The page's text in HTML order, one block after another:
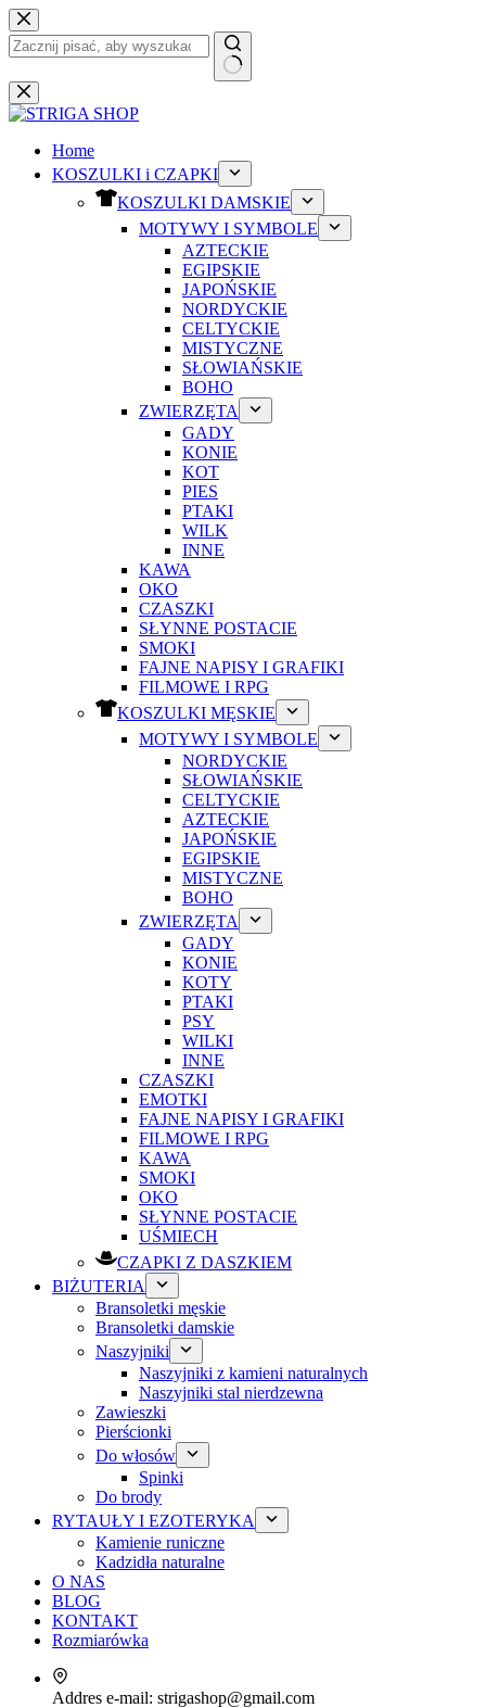
Przejdź
do
treści
Brak
wyników
Home
KOSZULKI i CZAPKI
KOSZULKI DAMSKIE
MOTYWY I SYMBOLE
AZTECKIE
EGIPSKIE
JAPOŃSKIE
NORDYCKIE
CELTYCKIE
MISTYCZNE
SŁOWIAŃSKIE
BOHO
ZWIERZĘTA
GADY
KONIE
KOT
PIES
PTAKI
WILK
INNE
KAWA
OKO
CZASZKI
SŁYNNE POSTACIE
SMOKI
FAJNE NAPISY I GRAFIKI
FILMOWE I RPG
KOSZULKI MĘSKIE
MOTYWY I SYMBOLE
NORDYCKIE
SŁOWIAŃSKIE
CELTYCKIE
AZTECKIE
JAPOŃSKIE
EGIPSKIE
MISTYCZNE
BOHO
ZWIERZĘTA
GADY
KONIE
KOTY
PTAKI
PSY
WILKI
INNE
CZASZKI
EMOTKI
FAJNE NAPISY I GRAFIKI
FILMOWE I RPG
KAWA
SMOKI
OKO
SŁYNNE POSTACIE
UŚMIECH
CZAPKI Z DASZKIEM
BIŻUTERIA
Bransoletki męskie
Bransoletki damskie
Naszyjniki
Naszyjniki z kamieni naturalnych
Naszyjniki stal nierdzewna
Zawieszki
Pierścionki
Do włosów
Spinki
Do brody
RYTAUŁY I EZOTERYKA
Kamienie runiczne
Kadzidła naturalne
O NAS
BLOG
KONTAKT
Rozmiarówka
Addres e-mail: strigashop@gmail.com